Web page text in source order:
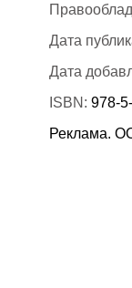
Дата
Дата
ISBN: 978-
Реклама.